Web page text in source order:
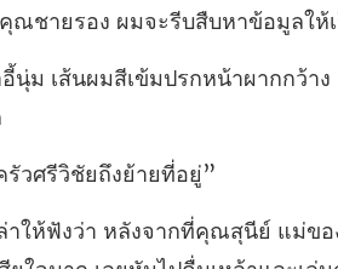
ณชายรอง ผมจะรีบสืบ
นผมสีเข้มปรกหน้าผากกว้าง
รัวศรีวิ